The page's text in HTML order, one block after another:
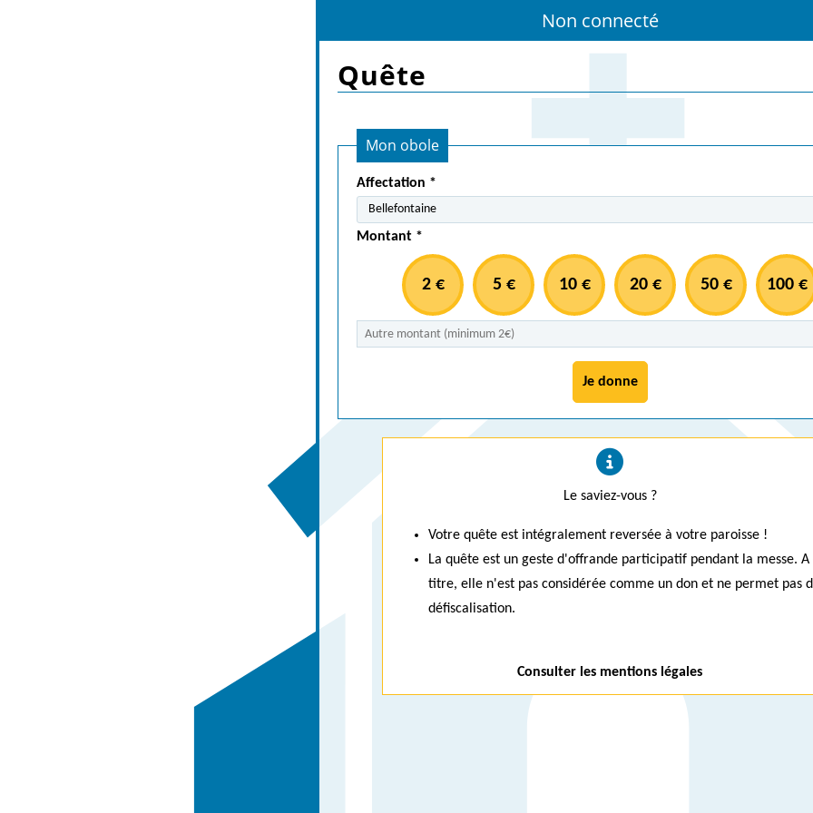
Non connecté
Quête
Mon obole
Affectation *
Montant *
2 € 5 € 10 € 20 € 50 € 100 €
Je donne
Le saviez-vous ?
Votre quête est intégralement reversée à votre paroisse !
La quête est un geste d'offrande participatif pendant la messe. A
titre, elle n'est pas considérée comme un don et ne permet pas
défiscalisation.
Consulter les mentions légales